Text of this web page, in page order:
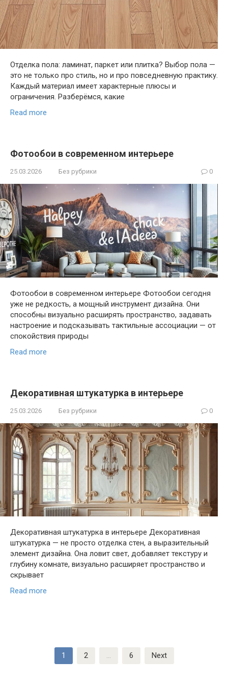
Отделка пола: ламинат, паркет или плитка? Выбор пола —
это не только про стиль, но и про повседневную практику.
Каждый материал имеет характерные плюсы и
ограничения. Разберёмся, какие
Read more
Фотообои в современном интерьере
25.03.2026 Без рубрики 0
Фотообои в современном интерьере Фотообои сегодня
уже не редкость, а мощный инструмент дизайна. Они
способны визуально расширять пространство, задавать
настроение и подсказывать тактильные ассоциации — от
спокойствия природы
Read more
Декоративная штукатурка в интерьере
25.03.2026 Без рубрики 0
Декоративная штукатурка в интерьере Декоративная
штукатурка — не просто отделка стен, а выразительный
элемент дизайна. Она ловит свет, добавляет текстуру и
глубину комнате, визуально расширяет пространство и
скрывает
Read more
1 2 … 6 Next